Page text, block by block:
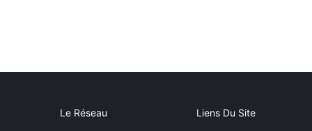
Le Réseau Liens Du Site